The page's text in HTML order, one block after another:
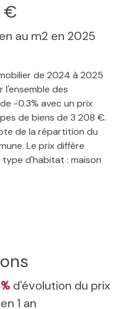
€
au m2 en 2025
de 2024 à 2025
l'ensemble des
-0.3% avec un prix
de biens de 3 208 €.
de la répartition du
Le prix diffère
d'habitat : maison
d'évolution du prix
1 an